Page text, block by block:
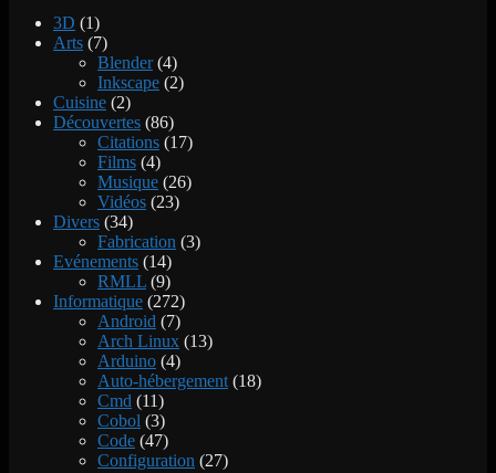
3D (1)
Arts (7)
Blender(4)
Inkscape (2)
Cuisine (2)
Découvertes (86)
Citations (17)
Films (4)
Musique (26)
Vidéos (23)
Divers (34)
Fabrication (3)
Evénements (14)
RMLL (9)
Informatique (272)
Android (7)
Arch Linux (13)
Arduino (4)
Auto-hébergement (18)
Cmd (11)
Cobol (3)
Code (47)
Configuration (27)